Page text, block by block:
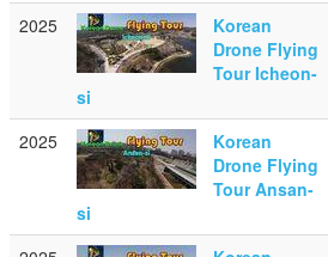
2025
Korean
Drone Flying
Tour Icheon-
si
2025
Korean
Drone Flying
Tour Ansan-
si